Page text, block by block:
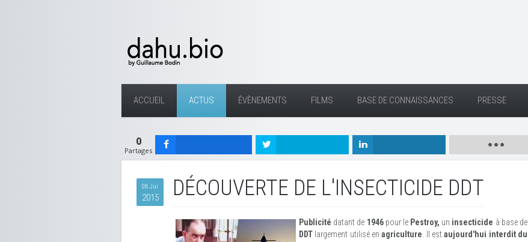
ACCUEIL ACTUS ÉVÈNEMENTS FILMS BASE DE CONNAISSANCES PRESSE
0
Partages
08 Jui
2015 DÉCOUVERTE DE L'INSECTICIDE DDT
Publicité datant de 1946pour le Pestroy, un insecticide à base de
DDT largement utilisé enagriculture . Il estaujourd'hui interdit du